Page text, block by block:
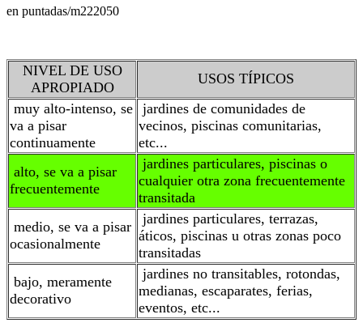
en puntadas/m222050
NIVEL DE USO
APROPIADO
USOS TÍPICOS
muy alto-intenso, se
va a pisar
continuamente
jardines de comunidades de
vecinos, piscinas comunitarias,
etc...
alto, se va a pisar
frecuentemente
jardines particulares, piscinas o
cualquier otra zona frecuentemente
transitada
medio, se va a pisar
ocasionalmente
jardines particulares, terrazas,
áticos, piscinas u otras zonas poco
transitadas
bajo, meramente
decorativo
jardines no transitables, rotondas,
medianas, escaparates, ferias,
eventos, etc...